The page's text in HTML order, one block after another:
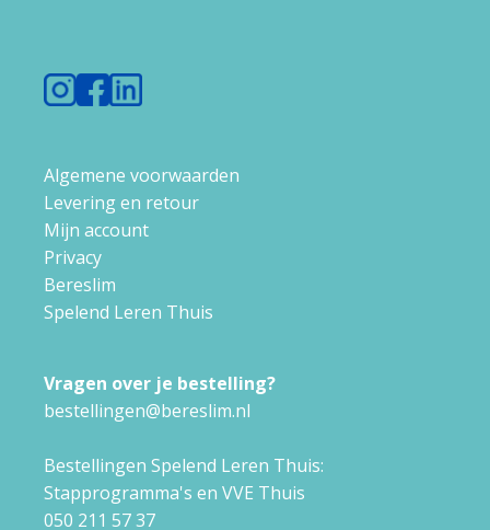
Algemene voorwaarden
Levering en retour
Mijn account
Privacy
Bereslim
Spelend Leren Thuis
Vragen over je bestelling?
bestellingen@bereslim.nl
Bestellingen Spelend Leren Thuis:
Stapprogramma's en VVE Thuis
050 211 57 37